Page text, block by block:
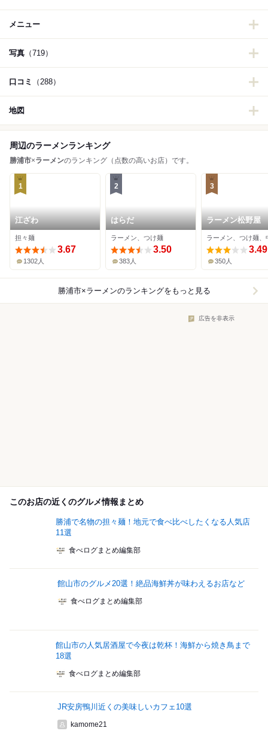
メニュー
写真 （719）
口コミ （288）
地図
周辺のラーメンランキング
勝浦市×ラーメンのランキング（点数の高いお店）です。
1
江ざわ
担々麺
3.67
1302人
2
はらだ
ラーメン、つけ麺
3.50
383人
3
ラーメン松野屋
3.49
350人
勝浦市×ラーメンのランキングをもっと見る
広告を非表示
このお店の近くのグルメ情報まとめ
勝浦で名物の担々麺！地元で食べ比べしたくなる人気店
11選
食べログまとめ編集部
館山市のグルメ20選！絶品海鮮丼が味わえるお店など
食べログまとめ編集部
館山市の人気居酒屋で今夜は乾杯！海鮮から焼き鳥まで
18選
食べログまとめ編集部
JR安房鴨川近くの美味しいカフェ10選
kamome21